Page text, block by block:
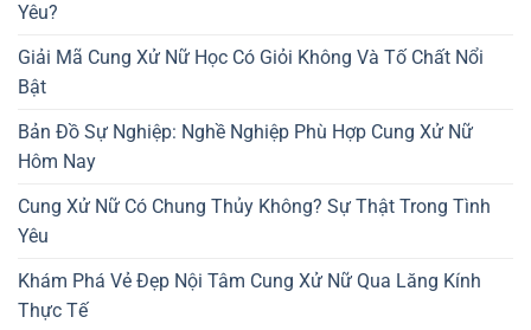
Yêu?
Giải Mã Cung Xử Nữ Học Có Giỏi Không Và Tố Chất Nổi
Bật
Bản Đồ Sự Nghiệp: Nghề Nghiệp Phù Hợp Cung Xử Nữ
Hôm Nay
Cung Xử Nữ Có Chung Thủy Không? Sự Thật Trong Tình
Yêu
Khám Phá Vẻ Đẹp Nội Tâm Cung Xử Nữ Qua Lăng Kính
Thực Tế